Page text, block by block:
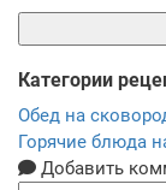
Категории
Обед на
Горячие блюда
Добавить